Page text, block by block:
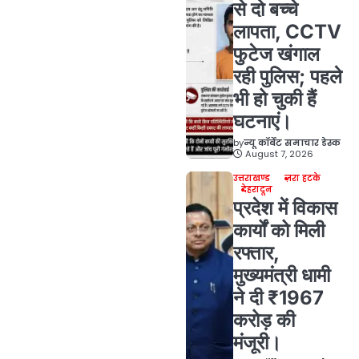
से दो बच्चे
लापता, CCTV
फुटेज खंगाल
रही पुलिस; पहले
भी हो चुकी हैं
घटनाएं।
byन्यू कॉर्बेट समाचार डेस्क
August 7, 2026
उत्तराखण्ड
ज़रा हटके
देहरादून
प्रदेश में विकास
कार्यों को मिली
रफ्तार,
मुख्यमंत्री धामी
ने दी ₹1967
करोड़ की
मंजूरी।